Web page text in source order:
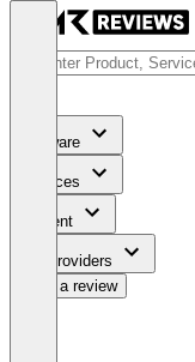
Software
Services
Content
For Providers
Write a review